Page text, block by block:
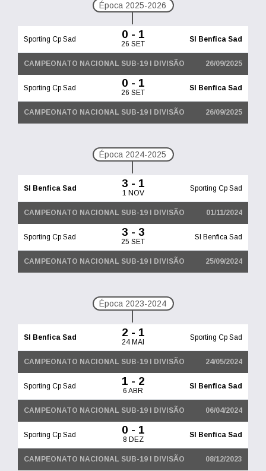
Época 2025-2026
Sporting Cp Sad 0 - 1
26 SET
Sl Benfica Sad
CAMPEONATO NACIONAL SUB-19 I DIVISÃO 26/09/2025
Sporting Cp Sad 0 - 1
26 SET
Sl Benfica Sad
CAMPEONATO NACIONAL SUB-19 I DIVISÃO 26/09/2025
Época 2024-2025
Sl Benfica Sad 3 - 1
1 NOV
Sporting Cp Sad
CAMPEONATO NACIONAL SUB-19 I DIVISÃO 01/11/2024
Sporting Cp Sad 3 - 3
25 SET
Sl Benfica Sad
CAMPEONATO NACIONAL SUB-19 I DIVISÃO 25/09/2024
Época 2023-2024
Sl Benfica Sad 2 - 1
24 MAI
Sporting Cp Sad
CAMPEONATO NACIONAL SUB-19 I DIVISÃO 24/05/2024
Sporting Cp Sad 1 - 2
6 ABR
Sl Benfica Sad
CAMPEONATO NACIONAL SUB-19 I DIVISÃO 06/04/2024
Sporting Cp Sad 0 - 1
8 DEZ
Sl Benfica Sad
CAMPEONATO NACIONAL SUB-19 I DIVISÃO 08/12/2023